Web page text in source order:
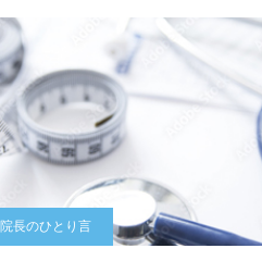
院長のひとり言